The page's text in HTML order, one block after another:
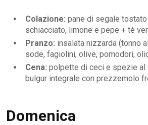
Colazione: pane di segale
schiacciato, limone e pepe + tè
Pranzo: insalata nizzarda (tonno
sode, fagiolini, olive, pomodori,
Cena: polpette di ceci e spezie al
bulgur integrale con prezzemolo
Domenica